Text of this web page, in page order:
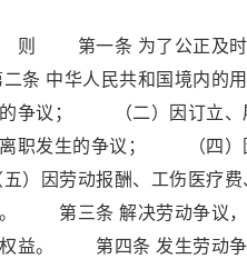
第一条 为了公正及时解决
中华人民共和国境内的
的争议； （二）因订立、
职发生的争议； （四）
因劳动报酬、工伤医疗费
第三条 解决劳动争议，
益。 第四条 发生劳动争